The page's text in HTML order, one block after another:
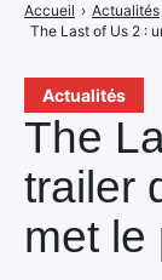
Actualités
The
trailer
met le
Accueil › Actualités
The Last of Us 2 :